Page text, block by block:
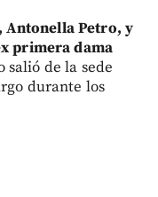
Antonella Petro, y
primera dama
salió de la sede
durante los